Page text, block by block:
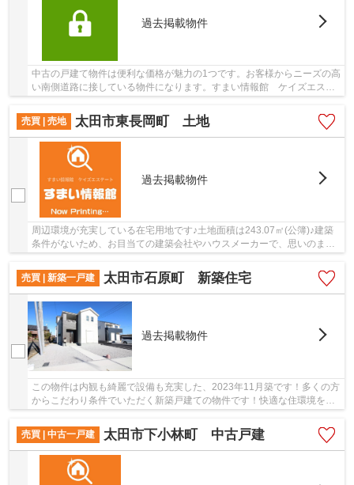
過去掲載物件
中古の戸建て物件は便利な価格が魅力の1つです。お客様からニーズの高
い南側道路に接している物件になります。すまい情報館 ケイズエステ
売買 | 売地
太田市東長岡町 土地
過去掲載物件
周辺環境が充実している在宅用地です♪土地面積は243.07㎡(公簿)♪建築
条件がないため、お目当ての建築会社やハウスメーカーで、思いのまま
売買 | 新築一戸建
太田市石原町 新築住宅
過去掲載物件
この物件は内観も綺麗で設備も充実した、2023年11月築です！多くの方
からこだわり条件でいただく新築戸建ての物件です！快適な住環境を支
売買 | 中古一戸建
太田市下小林町 中古戸建